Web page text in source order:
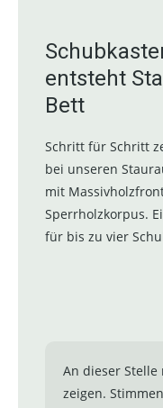
entsteht
Bett
Schritt für Schritt
bei unseren
mit
Sperrholzkorpus.
für bis zu vier
An dieser
zeigen.